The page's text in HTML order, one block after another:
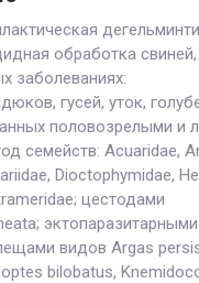
обработка
заболеваниях:
гусей, уток,
половозрелыми и
семейств: Acuaridae,
Dioctophymidae,
цестодами
видов Argas
bilobatus,